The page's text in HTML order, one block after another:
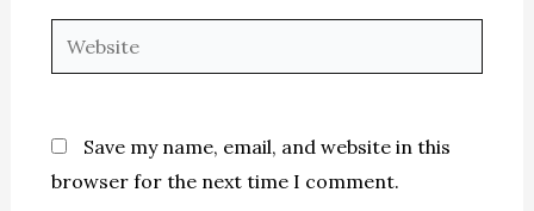
Website
Save my name, email, and website in this
browser for the next time I comment.